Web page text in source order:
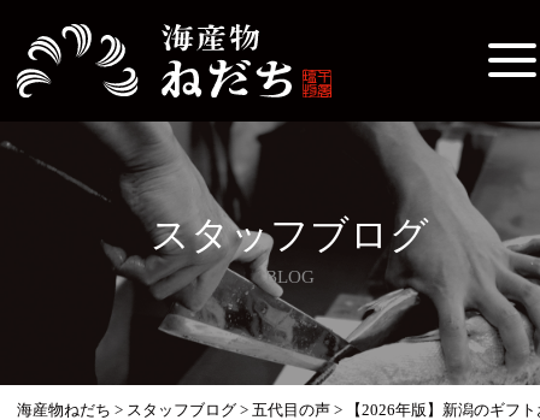
スタッフブログ
BLOG
海産物ねだち > スタッフブログ >五代目の声 >
【2026年版】新潟のギフ